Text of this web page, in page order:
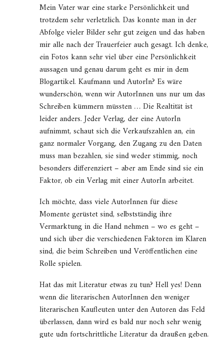
Mein Vater war eine starke Persönlichkeit und
trotzdem sehr verletzlich. Das konnte man in der
Abfolge vieler Bilder sehr gut zeigen und das haben
mir alle nach der Trauerfeier auch gesagt. Ich denke,
ein Fotos kann sehr viel über eine Persönlichkeit
aussagen und genau darum geht es mir in dem
Blogartikel. Kaufmann und AutorIn? Es wäre
wunderschön, wenn wir AutorInnen uns nur um das
Schreiben kümmern müssten … Die Realtität ist
leider anders. Jeder Verlag, der eine AutorIn
aufnimmt, schaut sich die Verkaufszahlen an, ein
ganz normaler Vorgang, den Zugang zu den Daten
muss man bezahlen, sie sind weder stimmig, noch
besonders differenziert – aber am Ende sind sie ein
Faktor, ob ein Verlag mit einer AutorIn arbeitet.
Ich möchte, dass viele AutorInnen für diese
Momente gerüstet sind, selbstständig ihre
Vermarktung in die Hand nehmen – wo es geht –
und sich über die verschiedenen Faktoren im Klaren
sind, die beim Schreiben und Veröffentlichen eine
Rolle spielen.
Hat das mit Literatur etwas zu tun? Hell yes! Denn
wenn die literarischen AutorInnen den weniger
literarischen Kaufleuten unter den Autoren das Feld
überlassen, dann wird es bald nur noch sehr wenig
gute udn fortschrittliche Literatur da draußen geben.